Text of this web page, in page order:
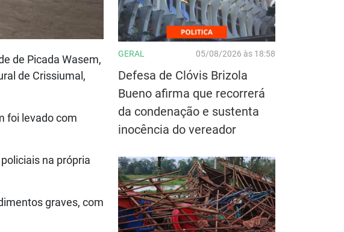
de Picada Wasem,
de Crissiumal,
foi levado com
na própria
graves, com
GERAL 05/08/2026 às 18:58
Defesa de Clóvis Brizola
Bueno afirma que recorrerá
da condenação e sustenta
inocência do vereador